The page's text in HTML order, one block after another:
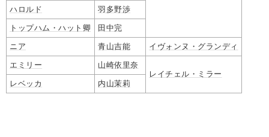
ハロルド 羽多野渉
トップハム・ハット卿 田中完
ニア 青山吉能 イヴォンヌ・グランディ
エミリー
山崎依里奈
レイチェル・ミラー
レベッカ
内山茉莉